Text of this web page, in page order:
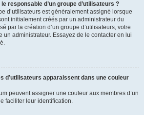
responsable d’un groupe d’utilisateurs ?
d’utilisateurs est généralement assigné lorsque
initialement créés par un administrateur du
par la création d’un groupe d’utilisateurs, votre
un administrateur. Essayez de le contacter en lui
d’utilisateurs apparaissent dans une couleur
peuvent assigner une couleur aux membres d’un
faciliter leur identification.